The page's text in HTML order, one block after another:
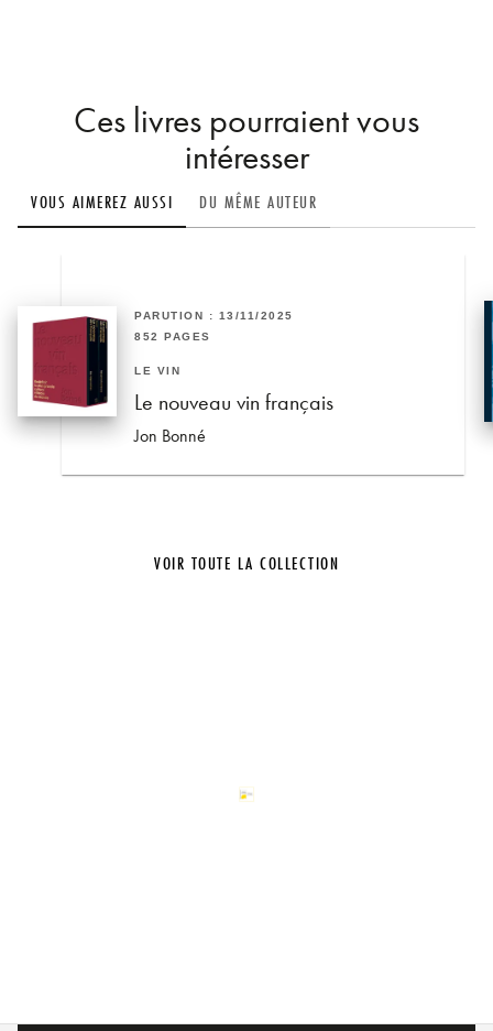
Ces livres pourraient vous
intéresser
VOUS AIMEREZ AUSSI DU MÊME AUTEUR
PARUTION : 13/11/2025
852 PAGES
LE VIN
Le nouveau vin français
Jon Bonné
VOIR TOUTE LA COLLECTION